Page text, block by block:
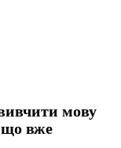
мову
що вже